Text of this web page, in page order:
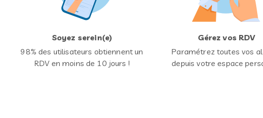
Soyez serein(e)
98% des utilisateurs obtiennent un
RDV en moins de 10 jours !
Gérez vos RDV
Paramétrez toutes vos
depuis votre espace